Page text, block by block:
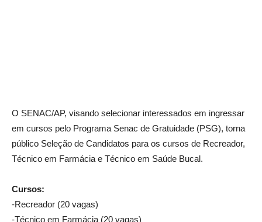
O SENAC/AP, visando selecionar interessados em ingressar
em cursos pelo Programa Senac de Gratuidade (PSG), torna
público Seleção de Candidatos para os cursos de Recreador,
Técnico em Farmácia e Técnico em Saúde Bucal.
Cursos:
-Recreador (20 vagas)
-Técnico em Farmácia (20 vagas)